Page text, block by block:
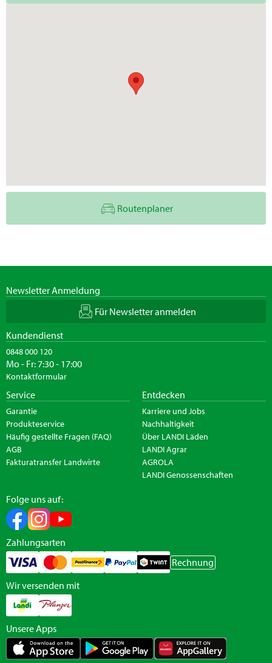
Routenplaner
Newsletter Anmeldung
Für Newsletter anmelden
Kundendienst
0848 000 120
Mo - Fr: 7:30 - 17:00
Kontaktformular
Service
Garantie
Produkteservice
Häufig gestellte Fragen (FAQ)
AGB
Fakturatransfer Landwirte
Entdecken
Karriere und Jobs
Nachhaltigkeit
Über LANDI Läden
LANDI Agrar
AGROLA
LANDI Genossenschaften
Folge uns auf:
Zahlungsarten
Rechnung
Wir versenden mit
Unsere Apps